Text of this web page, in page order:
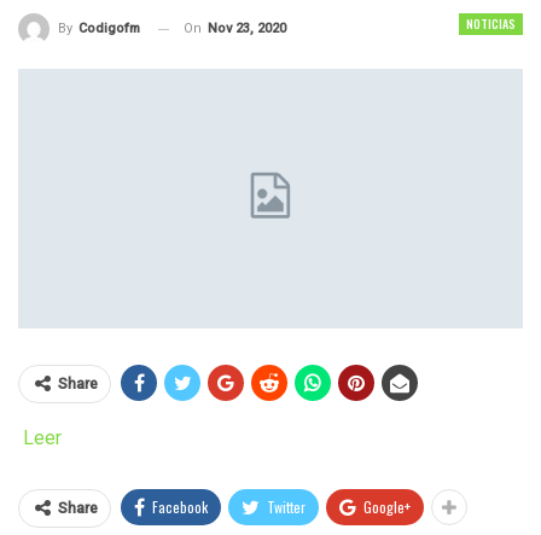
NOTICIAS
By Codigofm On Nov 23, 2020
Share
Leer
Share Facebook Twitter Google+